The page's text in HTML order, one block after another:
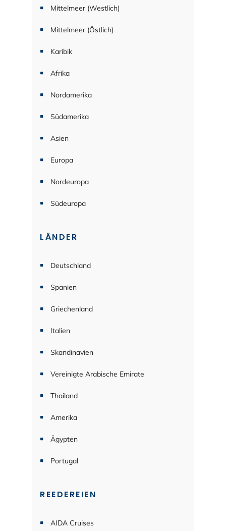
Mittelmeer (Westlich)
Mittelmeer (Östlich)
Karibik
Afrika
Nordamerika
Südamerika
Asien
Europa
Nordeuropa
Südeuropa
LÄNDER
Deutschland
Spanien
Griechenland
Italien
Skandinavien
Vereinigte Arabische Emirate
Thailand
Amerika
Ägypten
Portugal
REEDEREIEN
AIDA Cruises